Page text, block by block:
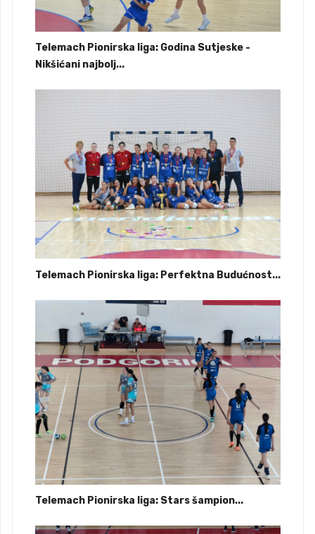
Telemach Pionirska liga: Godina Sutjeske -
Nikšićani najbolj...
Telemach Pionirska liga: Perfektna Budućnost...
Telemach Pionirska liga: Stars šampion...